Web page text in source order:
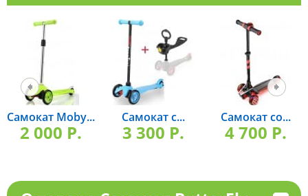
Самокат Moby...
2 000 P.
Самокат с...
3 300 P.
Самокат со...
4 700 P.